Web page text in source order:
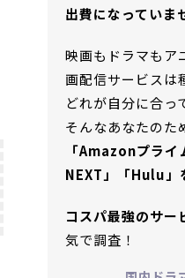
出費になっていま
映画もドラマもア
画配信サービスは
どれが自分に合
そんなあなたのた
「Amazonプラ
NEXT」「Hulu」
コスパ最強のサー
気で調査！